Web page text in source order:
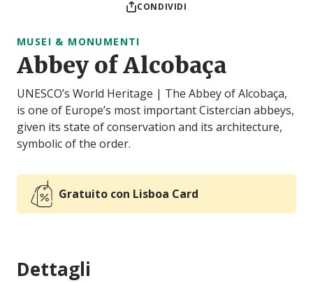
CONDIVIDI
MUSEI & MONUMENTI
Abbey of Alcobaça
UNESCO’s World Heritage | The Abbey of Alcobaça,
is one of Europe’s most important Cistercian abbeys,
given its state of conservation and its architecture,
symbolic of the order.
Gratuito con Lisboa Card
Dettagli